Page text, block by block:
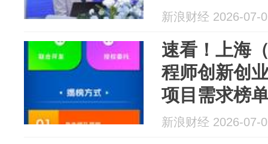
医...
新浪财经 2026-07-
速看！上海
程师创新创
项目需求榜
新浪财经 2026-07-